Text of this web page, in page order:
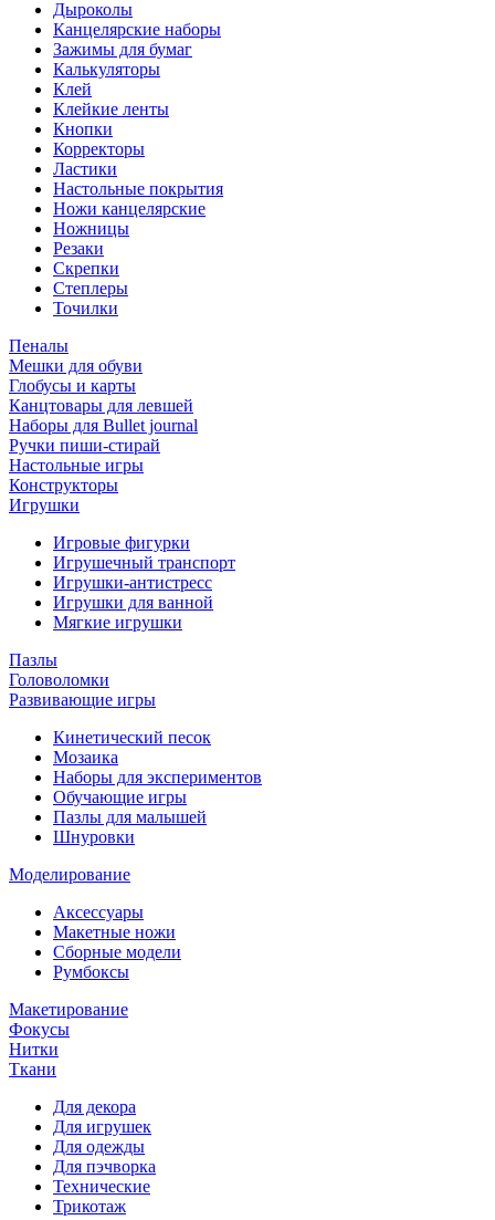
Дыроколы
Канцелярские наборы
Зажимы для бумаг
Калькуляторы
Клей
Клейкие ленты
Кнопки
Корректоры
Ластики
Настольные покрытия
Ножи канцелярские
Ножницы
Резаки
Скрепки
Степлеры
Точилки
Пеналы
Мешки для обуви
Глобусы и карты
Канцтовары для левшей
Наборы для Bullet journal
Ручки пиши-стирай
Настольные игры
Конструкторы
Игрушки
Игровые фигурки
Игрушечный транспорт
Игрушки-антистресс
Игрушки для ванной
Мягкие игрушки
Пазлы
Головоломки
Развивающие игры
Кинетический песок
Мозаика
Наборы для экспериментов
Обучающие игры
Пазлы для малышей
Шнуровки
Моделирование
Аксессуары
Макетные ножи
Сборные модели
Румбоксы
Макетирование
Фокусы
Нитки
Ткани
Для декора
Для игрушек
Для одежды
Для пэчворка
Технические
Трикотаж